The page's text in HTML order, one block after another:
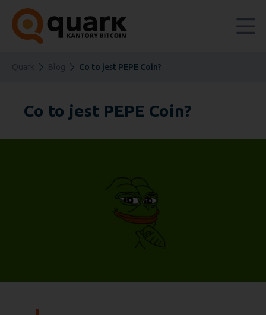
Co to jest PEPE Coin?
Co to jest PEPE Coin?